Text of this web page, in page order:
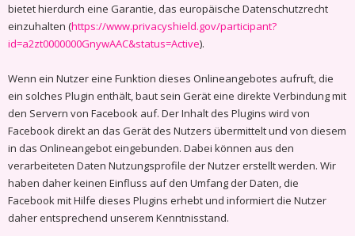
bietet hierdurch eine Garantie, das europäische Datenschutzrecht
einzuhalten (https://www.privacyshield.gov/participant?
id=a2zt0000000GnywAAC&status=Active).
Wenn ein Nutzer eine Funktion dieses Onlineangebotes aufruft, die
ein solches Plugin enthält, baut sein Gerät eine direkte Verbindung mit
den Servern von Facebook auf. Der Inhalt des Plugins wird von
Facebook direkt an das Gerät des Nutzers übermittelt und von diesem
in das Onlineangebot eingebunden. Dabei können aus den
verarbeiteten Daten Nutzungsprofile der Nutzer erstellt werden. Wir
haben daher keinen Einfluss auf den Umfang der Daten, die
Facebook mit Hilfe dieses Plugins erhebt und informiert die Nutzer
daher entsprechend unserem Kenntnisstand.